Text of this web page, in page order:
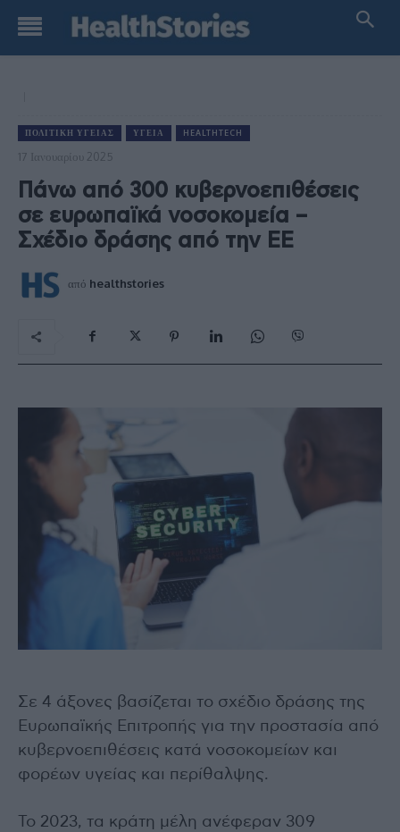
ΠΟΛΙΤΙΚΉ ΥΓΕΊΑΣ ΥΓΕΊΑ HEALTHTECH
17 Ιανουαρίου 2025
Πάνω από 300 κυβερνοεπιθέσεις
σε ευρωπαϊκά νοσοκομεία –
Σχέδιο δράσης από την ΕΕ
από healthstories
Σε 4 άξονες βασίζεται το σχέδιο δράσης της
Ευρωπαϊκής Επιτροπής για την προστασία από
κυβερνοεπιθέσεις κατά νοσοκομείων και
φορέων υγείας και περίθαλψης.
Το 2023, τα κράτη μέλη ανέφεραν 309